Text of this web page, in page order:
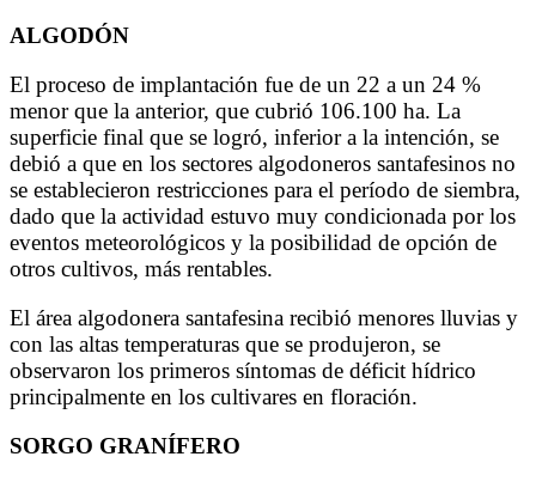
ALGODÓN
El proceso de implantación fue de un 22 a un 24 %
menor que la anterior, que cubrió 106.100 ha. La
superficie final que se logró, inferior a la intención, se
debió a que en los sectores algodoneros santafesinos no
se establecieron restricciones para el período de siembra,
dado que la actividad estuvo muy condicionada por los
eventos meteorológicos y la posibilidad de opción de
otros cultivos, más rentables.
El área algodonera santafesina recibió menores lluvias y
con las altas temperaturas que se produjeron, se
observaron los primeros síntomas de déficit hídrico
principalmente en los cultivares en floración.
SORGO GRANÍFERO